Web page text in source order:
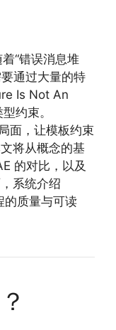
“错误消息堆
通过大量的特
Is Not An
约束。
面，让模板约束
将从概念的基
的对比，以及
系统介绍
质量与可读